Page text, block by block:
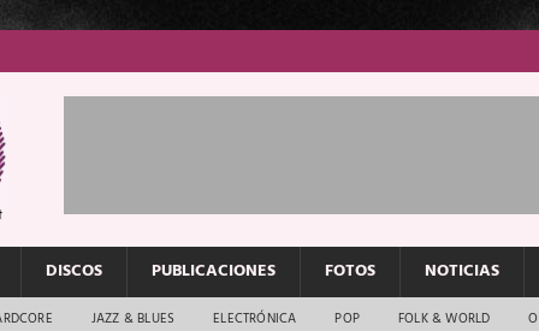
DISCOS PUBLICACIONES FOTOS NOTICIAS
JAZZ & BLUES ELECTRÓNICA POP FOLK & WORLD